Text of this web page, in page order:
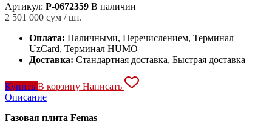
Артикул: P-0672359 В наличии
2 501 000 сум / шт.
Оплата: Наличными, Перечислением, Терминал
UzCard, Терминал HUMO
Доставка: Стандартная доставка, Быстрая доставка
Купить В корзину Написать
Описание
Газовая плита Femas